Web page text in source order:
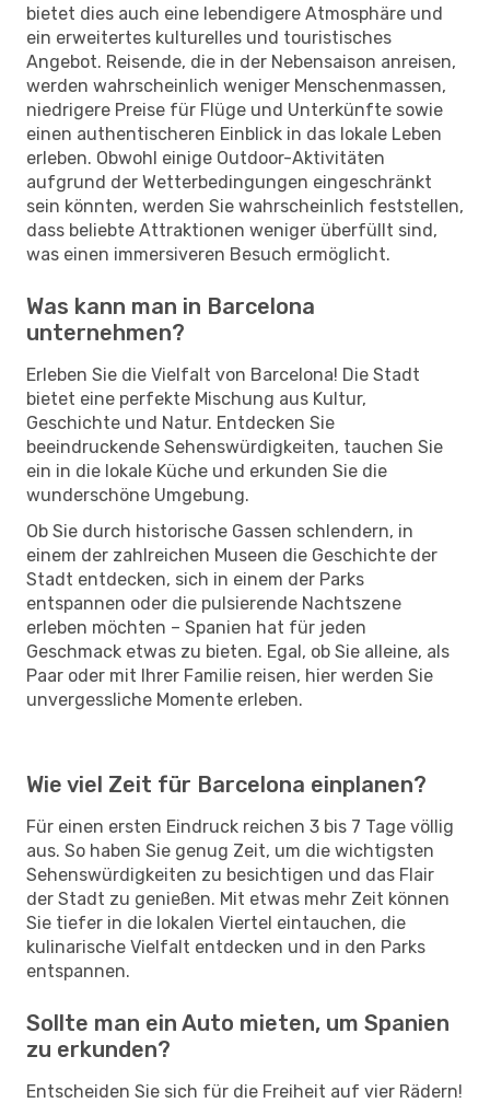
bietet dies auch eine lebendigere Atmosphäre und
ein erweitertes kulturelles und touristisches
Angebot. Reisende, die in der Nebensaison anreisen,
werden wahrscheinlich weniger Menschenmassen,
niedrigere Preise für Flüge und Unterkünfte sowie
einen authentischeren Einblick in das lokale Leben
erleben. Obwohl einige Outdoor-Aktivitäten
aufgrund der Wetterbedingungen eingeschränkt
sein könnten, werden Sie wahrscheinlich feststellen,
dass beliebte Attraktionen weniger überfüllt sind,
was einen immersiveren Besuch ermöglicht.
Was kann man in Barcelona
unternehmen?
Erleben Sie die Vielfalt von Barcelona! Die Stadt
bietet eine perfekte Mischung aus Kultur,
Geschichte und Natur. Entdecken Sie
beeindruckende Sehenswürdigkeiten, tauchen Sie
ein in die lokale Küche und erkunden Sie die
wunderschöne Umgebung.
Ob Sie durch historische Gassen schlendern, in
einem der zahlreichen Museen die Geschichte der
Stadt entdecken, sich in einem der Parks
entspannen oder die pulsierende Nachtszene
erleben möchten – Spanien hat für jeden
Geschmack etwas zu bieten. Egal, ob Sie alleine, als
Paar oder mit Ihrer Familie reisen, hier werden Sie
unvergessliche Momente erleben.
Wie viel Zeit für Barcelona einplanen?
Für einen ersten Eindruck reichen 3 bis 7 Tage völlig
aus. So haben Sie genug Zeit, um die wichtigsten
Sehenswürdigkeiten zu besichtigen und das Flair
der Stadt zu genießen. Mit etwas mehr Zeit können
Sie tiefer in die lokalen Viertel eintauchen, die
kulinarische Vielfalt entdecken und in den Parks
entspannen.
Sollte man ein Auto mieten, um Spanien
zu erkunden?
Entscheiden Sie sich für die Freiheit auf vier Rädern!